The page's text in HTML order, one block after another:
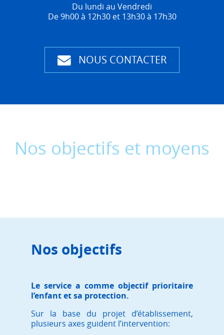
Du lundi au Vendredi
De 9h00 à 12h30 et 13h30 à 17h30
NOUS CONTACTER
Nos objectifs et moyens
Nos objectifs
Le service a comme objectif prioritaire
l’enfant et sa protection.
Sur la base du projet d’établissement,
plusieurs axes guident l’intervention: